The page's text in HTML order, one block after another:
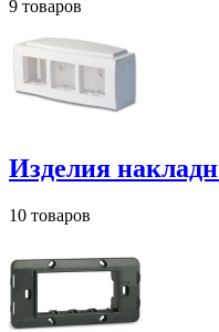
9 товаров
Изделия
10 товаров